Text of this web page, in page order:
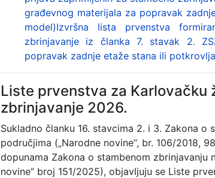
građevnog materijala za popravak
model)Izvršna lista prvenstva
zbrinjavanje iz članka 7. stavak 2.
popravak zadnje etaže stana ili
Liste prvenstva za Karlovačku
zbrinjavanje 2026.
Sukladno članku 16. stavcima 2. i 3. Zakona
područjima („Narodne novine“, br. 106/2018,
dopunama Zakona o stambenom
novine“ broj 151/2025), objavljuju se Liste